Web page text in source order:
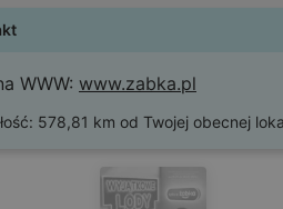
WWW: www.zabka.pl
578,81 km od Twojej obecnej